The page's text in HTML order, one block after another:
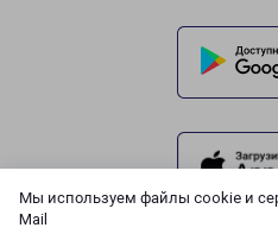
Мы используем файлы cookie и
Mail